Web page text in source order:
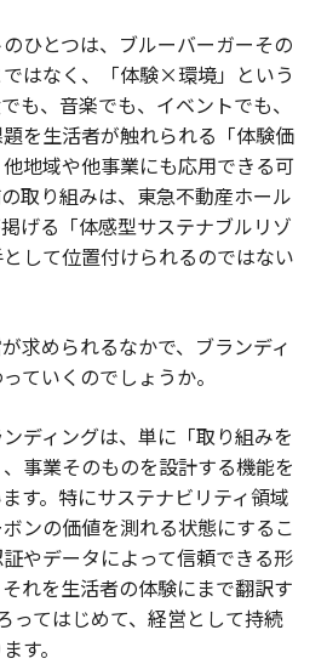
ひとつは、ブルーバーガーその
はなく、「体験×環境」という
も、音楽でも、イベントでも、
を生活者が触れられる「体験価
地域や他事業にも応用できる可
取り組みは、東急不動産ホール
げる「体感型サステナブルリゾ
して位置付けられるのではない
が求められるなかで、ブランディ
ていくのでしょうか。
ディングは、単に「取り組みを
事業そのものを設計する機能を
す。特にサステナビリティ領域
ンの価値を測れる状態にするこ
やデータによって信頼できる形
れを生活者の体験にまで翻訳す
ってはじめて、経営として持続
す。